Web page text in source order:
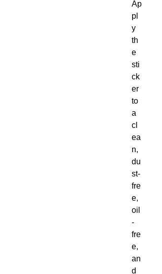
Ap
pl
y
th
e
sti
ck
er
to
a
cl
ea
n,
du
st-
fre
e,
oil
-
fre
e,
an
d